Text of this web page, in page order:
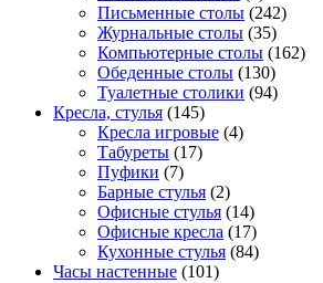
Письменные столы (242)
Журнальные столы (35)
Компьютерные столы (162)
Обеденные столы (130)
Туалетные столики (94)
Кресла, стулья (145)
Кресла игровые (4)
Табуреты (17)
Пуфики (7)
Барные стулья (2)
Офисные стулья (14)
Офисные кресла (17)
Кухонные стулья (84)
Часы настенные (101)